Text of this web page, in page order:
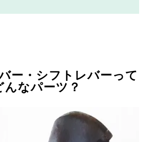
ー・シフトレバーって
んなパーツ？